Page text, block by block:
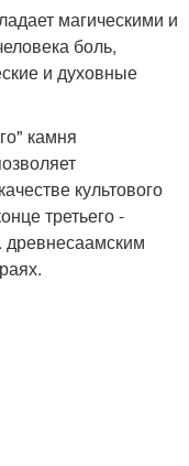
магическими и
боль,
и духовные
камня
культового
третьего -
древнесаамским